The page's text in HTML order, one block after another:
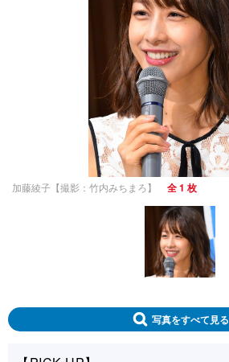
加藤綾子【撮影：竹内みちまろ】 全 1 枚
写真をすべて見る